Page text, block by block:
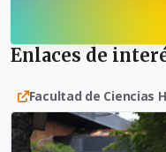
Enlaces de
Facultad de Ciencias